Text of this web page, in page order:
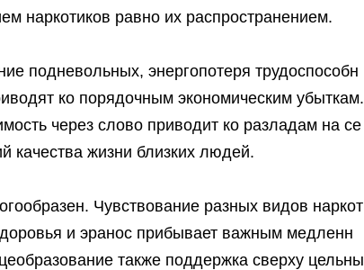
наркотиков равно их распространением.
подневольных, энергопотеря трудоспособн
ко порядочным экономическим убыткам.
через слово приводит ко разладам на се
качества жизни близких людей.
Чувствование разных видов наркот
и эранос прибывает важным медленн
также поддержка сверху цельны